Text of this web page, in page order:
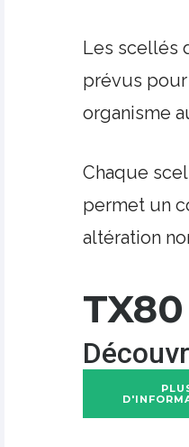
Les scellés
prévus
organisme
Chaque
permet un
altération